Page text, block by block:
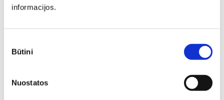
informacijos.
pasirinkimas
Būtini
Nuostatos